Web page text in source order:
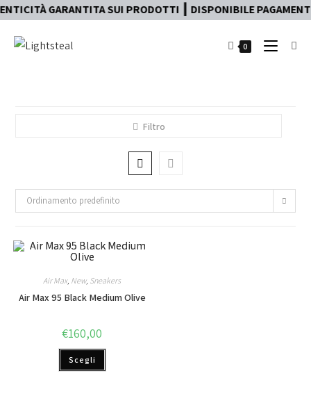
GARANTITA SUI PRODOTTI ┃ DISPONIBILE
0
Filtro
Ordinamento predefinito
Air Max, New, Sneakers
Air Max 95 Black Medium Olive
€160,00
Scegli